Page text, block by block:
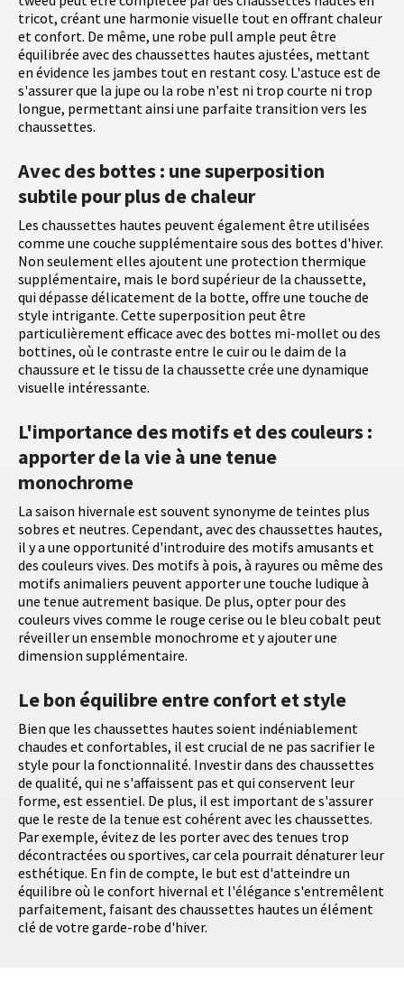
tricot, créant une harmonie visuelle tout en offrant chaleur
et confort. De même, une robe pull ample peut être
équilibrée avec des chaussettes hautes ajustées, mettant
en évidence les jambes tout en restant cosy. L'astuce est de
s'assurer que la jupe ou la robe n'est ni trop courte ni trop
longue, permettant ainsi une parfaite transition vers les
chaussettes.
Avec des bottes : une superposition
subtile pour plus de chaleur
Les chaussettes hautes peuvent également être utilisées
comme une couche supplémentaire sous des bottes d'hiver.
Non seulement elles ajoutent une protection thermique
supplémentaire, mais le bord supérieur de la chaussette,
qui dépasse délicatement de la botte, offre une touche de
style intrigante. Cette superposition peut être
particulièrement efficace avec des bottes mi-mollet ou des
bottines, où le contraste entre le cuir ou le daim de la
chaussure et le tissu de la chaussette crée une dynamique
visuelle intéressante.
L'importance des motifs et des couleurs :
apporter de la vie à une tenue
monochrome
La saison hivernale est souvent synonyme de teintes plus
sobres et neutres. Cependant, avec des chaussettes hautes,
il y a une opportunité d'introduire des motifs amusants et
des couleurs vives. Des motifs à pois, à rayures ou même des
motifs animaliers peuvent apporter une touche ludique à
une tenue autrement basique. De plus, opter pour des
couleurs vives comme le rouge cerise ou le bleu cobalt peut
réveiller un ensemble monochrome et y ajouter une
dimension supplémentaire.
Le bon équilibre entre confort et style
Bien que les chaussettes hautes soient indéniablement
chaudes et confortables, il est crucial de ne pas sacrifier le
style pour la fonctionnalité. Investir dans des chaussettes
de qualité, qui ne s'affaissent pas et qui conservent leur
forme, est essentiel. De plus, il est important de s'assurer
que le reste de la tenue est cohérent avec les chaussettes.
Par exemple, évitez de les porter avec des tenues trop
décontractées ou sportives, car cela pourrait dénaturer leur
esthétique. En fin de compte, le but est d'atteindre un
équilibre où le confort hivernal et l'élégance s'entremêlent
parfaitement, faisant des chaussettes hautes un élément
clé de votre garde-robe d'hiver.